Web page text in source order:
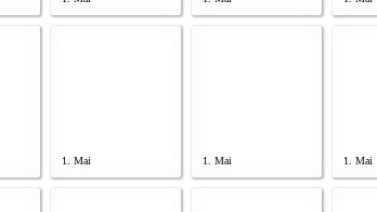
1. Mai 1. Mai 1. Mai